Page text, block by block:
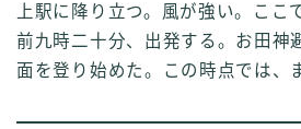
上駅に降り立つ。風が強い。ここ
前九時二十分、出発する。お田神
面を登り始めた。この時点では、